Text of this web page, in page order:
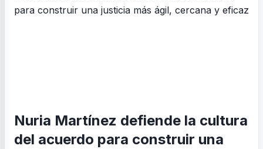
Nuria Martínez defiende la cultura
del acuerdo para construir una